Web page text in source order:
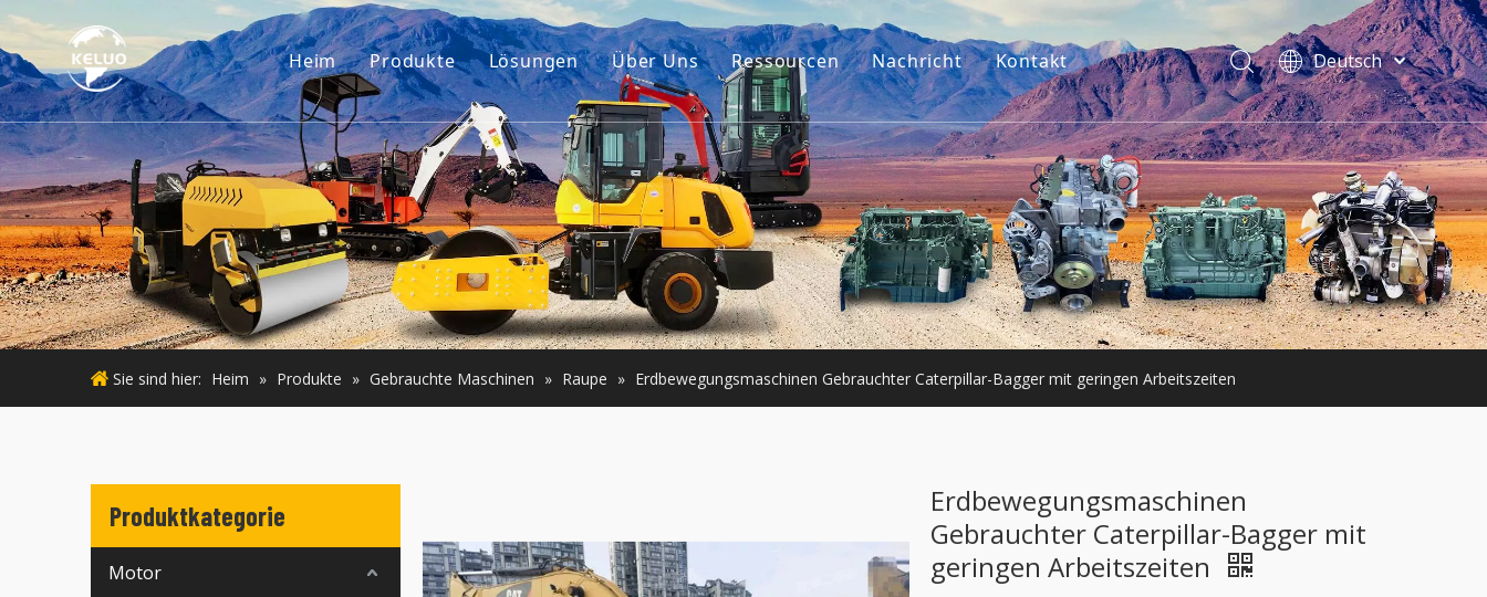
Heim Produkte
Motor
Baggerzubehör
Kleine Baumaschinen
Gebrauchter Motor
Gebrauchte Maschinen
Lösungen Über Uns
Unsere Geschichte
Unser Vorteil
Ressourcen
Führer
FAQ
Videos
Nachricht Kontakt
Deutsch
فارسی
Bahasa
indonesia
Türk dili
ไทย
Italiano
Português
Español
Pусский
English
Sie sind hier: Heim » Produkte » Gebrauchte Maschinen » Raupe » Erdbewegungsmaschinen Gebrauchter Caterpillar-Bagger mit geringen Arbeitszeiten
Produktkategorie
Motor
Erdbewegungsmaschinen
Gebrauchter Caterpillar-Bagger mit
geringen Arbeitszeiten